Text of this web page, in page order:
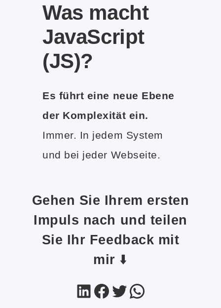
Was macht
JavaScript
(JS)?
Es führt eine neue Ebene
der Komplexität ein.
Immer. In jedem System
und bei jeder Webseite.
Gehen Sie Ihrem ersten
Impuls nach und teilen
Sie Ihr Feedback mit
mir ⬇️
LinkedIn
Facebook
Twitter
WhatsApp